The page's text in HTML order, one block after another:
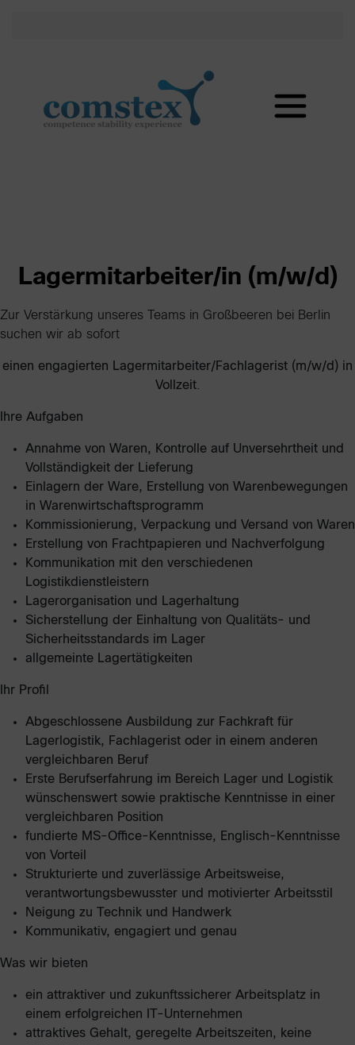
Lagermitarbeiter/in (m/w/d)
Zur Verstärkung unseres Teams in Großbeeren bei Berlin
suchen wir ab sofort
einen engagierten Lagermitarbeiter/Fachlagerist (m/w/d) in
Vollzeit.
Ihre Aufgaben
Annahme von Waren, Kontrolle auf Unversehrtheit und
Vollständigkeit der Lieferung
Einlagern der Ware, Erstellung von Warenbewegungen
in Warenwirtschaftsprogramm
Kommissionierung, Verpackung und Versand von Waren
Erstellung von Frachtpapieren und Nachverfolgung
Kommunikation mit den verschiedenen
Logistikdienstleistern
Lagerorganisation und Lagerhaltung
Sicherstellung der Einhaltung von Qualitäts- und
Sicherheitsstandards im Lager
allgemeinte Lagertätigkeiten
Ihr Profil
Abgeschlossene Ausbildung zur Fachkraft für
Lagerlogistik, Fachlagerist oder in einem anderen
vergleichbaren Beruf
Erste Berufserfahrung im Bereich Lager und Logistik
wünschenswert sowie praktische Kenntnisse in einer
vergleichbaren Position
fundierte MS-Office-Kenntnisse, Englisch-Kenntnisse
von Vorteil
Strukturierte und zuverlässige Arbeitsweise,
verantwortungsbewusster und motivierter Arbeitsstil
Neigung zu Technik und Handwerk
Kommunikativ, engagiert und genau
Was wir bieten
ein attraktiver und zukunftssicherer Arbeitsplatz in
einem erfolgreichen IT-Unternehmen
attraktives Gehalt, geregelte Arbeitszeiten, keine